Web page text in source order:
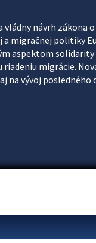
návrh zákona
migračnej politiky
aspektom
migrácie.
na vývoj posledného